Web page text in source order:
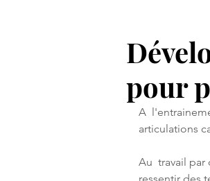
pour
A
articulations
Au  travail